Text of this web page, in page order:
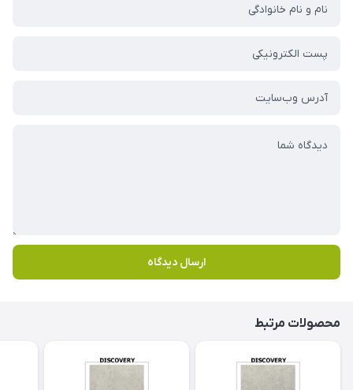
ارسال دیدگاه
محصولات مرتبط